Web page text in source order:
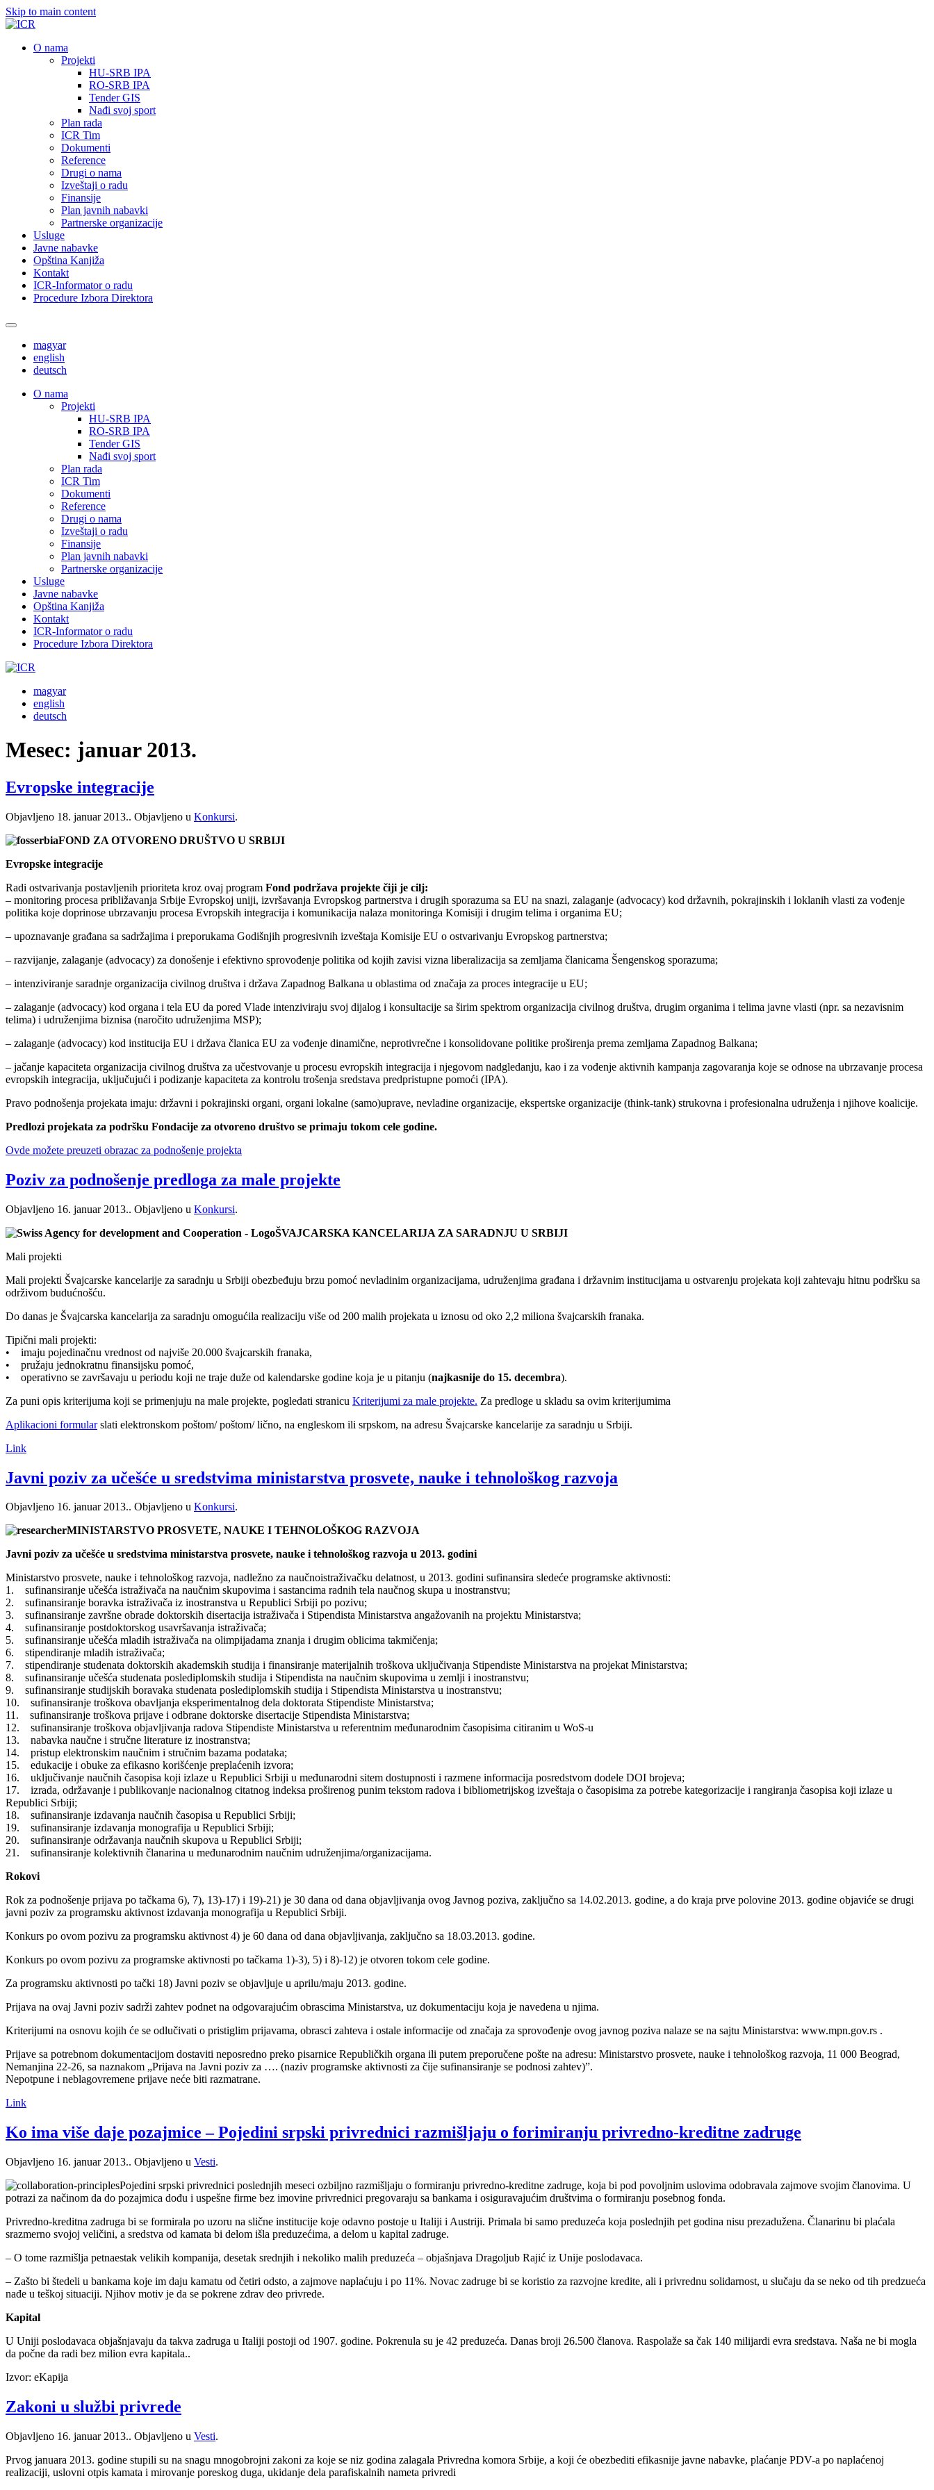
Skip to main content
О nama
Projekti
HU-SRB IPA
RO-SRB IPA
Tender GIS
Nađi svoj sport
Plan rada
ICR Tim
Dokumenti
Reference
Drugi o nama
Izveštaji o radu
Finansije
Plan javnih nabavki
Partnerske organizacije
Usluge
Javne nabavke
Opština Kanjiža
Kontakt
ICR-Informator o radu
Procedure Izbora Direktora
magyar
english
deutsch
О nama
Projekti
HU-SRB IPA
RO-SRB IPA
Tender GIS
Nađi svoj sport
Plan rada
ICR Tim
Dokumenti
Reference
Drugi o nama
Izveštaji o radu
Finansije
Plan javnih nabavki
Partnerske organizacije
Usluge
Javne nabavke
Opština Kanjiža
Kontakt
ICR-Informator o radu
Procedure Izbora Direktora
magyar
english
deutsch
Mesec: januar 2013.
Evropske integracije
Objavljeno 18. januar 2013.. Objavljeno u Konkursi.
FOND ZA OTVORENO DRUŠTVO U SRBIJI
Evropske integracije
Radi ostvarivanja postavljenih prioriteta kroz ovaj program Fond podržava projekte čiji je cilj:
– monitoring procesa približavanja Srbije Evropskoj uniji, izvršavanja Evropskog partnerstva i drugih sporazuma sa EU na snazi, zalaganje (advocacy) kod državnih, pokrajinskih i loklanih vlasti za vođenje
politika koje doprinose ubrzavanju procesa Evropskih integracija i komunikacija nalaza monitoringa Komisiji i drugim telima i organima EU;
– upoznavanje građana sa sadržajima i preporukama Godišnjih progresivnih izveštaja Komisije EU o ostvarivanju Evropskog partnerstva;
– razvijanje, zalaganje (advocacy) za donošenje i efektivno sprovođenje politika od kojih zavisi vizna liberalizacija sa zemljama članicama Šengenskog sporazuma;
– intenziviranje saradnje organizacija civilnog društva i država Zapadnog Balkana u oblastima od značaja za proces integracije u EU;
– zalaganje (advocacy) kod organa i tela EU da pored Vlade intenziviraju svoj dijalog i konsultacije sa širim spektrom organizacija civilnog društva, drugim organima i telima javne vlasti (npr. sa nezavisnim
telima) i udruženjima biznisa (naročito udruženjima MSP);
– zalaganje (advocacy) kod institucija EU i država članica EU za vođenje dinamične, neprotivrečne i konsolidovane politike proširenja prema zemljama Zapadnog Balkana;
– jačanje kapaciteta organizacija civilnog društva za učestvovanje u procesu evropskih integracija i njegovom nadgledanju, kao i za vođenje aktivnih kampanja zagovaranja koje se odnose na ubrzavanje procesa
evropskih integracija, uključujući i podizanje kapaciteta za kontrolu trošenja sredstava predpristupne pomoći (IPA).
Pravo podnošenja projekata imaju: državni i pokrajinski organi, organi lokalne (samo)uprave, nevladine organizacije, ekspertske organizacije (think-tank) strukovna i profesionalna udruženja i njihove koalicije.
Predlozi projekata za podršku Fondacije za otvoreno društvo se primaju tokom cele godine.
Ovde možete preuzeti obrazac za podnošenje projekta
Poziv za podnošenje predloga za male projekte
Objavljeno 16. januar 2013.. Objavljeno u Konkursi.
ŠVAJCARSKA KANCELARIJA ZA SARADNJU U SRBIJI
Mali projekti
Mali projekti Švajcarske kancelarije za saradnju u Srbiji obezbeđuju brzu pomoć nevladinim organizacijama, udruženjima građana i državnim institucijama u ostvarenju projekata koji zahtevaju hitnu podršku sa
održivom budućnošću.
Do danas je Švajcarska kancelarija za saradnju omogućila realizaciju više od 200 malih projekata u iznosu od oko 2,2 miliona švajcarskih franaka.
Tipični mali projekti:
• imaju pojedinačnu vrednost od najviše 20.000 švajcarskih franaka,
• pružaju jednokratnu finansijsku pomoć,
• operativno se završavaju u periodu koji ne traje duže od kalendarske godine koja je u pitanju (najkasnije do 15. decembra).
Za puni opis kriterijuma koji se primenjuju na male projekte, pogledati stranicu Kriterijumi za male projekte. Za predloge u skladu sa ovim kriterijumima
Aplikacioni formularslati elektronskom poštom/ poštom/ lično, na engleskom ili srpskom, na adresu Švajcarske kancelarije za saradnju u Srbiji.
Link
Javni poziv za učešće u sredstvima ministarstva prosvete, nauke i tehnološkog razvoja
Objavljeno 16. januar 2013.. Objavljeno u Konkursi.
MINISTARSTVO PROSVETE, NAUKE I TEHNOLOŠKOG RAZVOJA
Javni poziv za učešće u sredstvima ministarstva prosvete, nauke i tehnološkog razvoja u 2013. godini
Ministarstvo prosvete, nauke i tehnološkog razvoja, nadležno za naučnoistraživačku delatnost, u 2013. godini sufinansira sledeće programske aktivnosti:
1. sufinansiranje učešća istraživača na naučnim skupovima i sastancima radnih tela naučnog skupa u inostranstvu;
2. sufinansiranje boravka istraživača iz inostranstva u Republici Srbiji po pozivu;
3. sufinansiranje završne obrade doktorskih disertacija istraživača i Stipendista Ministarstva angažovanih na projektu Ministarstva;
4. sufinansiranje postdoktorskog usavršavanja istraživača;
5. sufinansiranje učešća mladih istraživača na olimpijadama znanja i drugim oblicima takmičenja;
6. stipendiranje mladih istraživača;
7. stipendiranje studenata doktorskih akademskih studija i finansiranje materijalnih troškova uključivanja Stipendiste Ministarstva na projekat Ministarstva;
8. sufinansiranje učešća studenata poslediplomskih studija i Stipendista na naučnim skupovima u zemlji i inostranstvu;
9. sufinansiranje studijskih boravaka studenata poslediplomskih studija i Stipendista Ministarstva u inostranstvu;
10. sufinansiranje troškova obavljanja eksperimentalnog dela doktorata Stipendiste Ministarstva;
11. sufinansiranje troškova prijave i odbrane doktorske disertacije Stipendista Ministarstva;
12. sufinansiranje troškova objavljivanja radova Stipendiste Ministarstva u referentnim međunarodnim časopisima citiranim u WoS-u
13. nabavka naučne i stručne literature iz inostranstva;
14. pristup elektronskim naučnim i stručnim bazama podataka;
15. edukacije i obuke za efikasno korišćenje preplaćenih izvora;
16. uključivanje naučnih časopisa koji izlaze u Republici Srbiji u međunarodni sitem dostupnosti i razmene informacija posredstvom dodele DOI brojeva;
17. izrada, održavanje i publikovanje nacionalnog citatnog indeksa proširenog punim tekstom radova i bibliometrijskog izveštaja o časopisima za potrebe kategorizacije i rangiranja časopisa koji izlaze u
Republici Srbiji;
18. sufinansiranje izdavanja naučnih časopisa u Republici Srbiji;
19. sufinansiranje izdavanja monografija u Republici Srbiji;
20. sufinansiranje održavanja naučnih skupova u Republici Srbiji;
21. sufinansiranje kolektivnih članarina u međunarodnim naučnim udruženjima/organizacijama.
Rokovi
Rok za podnošenje prijava po tačkama 6), 7), 13)-17) i 19)-21) je 30 dana od dana objavljivanja ovog Javnog poziva, zaključno sa 14.02.2013. godine, a do kraja prve polovine 2013. godine objaviće se drugi
javni poziv za programsku aktivnost izdavanja monografija u Republici Srbiji.
Konkurs po ovom pozivu za programsku aktivnost 4) je 60 dana od dana objavljivanja, zaključno sa 18.03.2013. godine.
Konkurs po ovom pozivu za programske aktivnosti po tačkama 1)-3), 5) i 8)-12) je otvoren tokom cele godine.
Za programsku aktivnosti po tački 18) Javni poziv se objavljuje u aprilu/maju 2013. godine.
Prijava na ovaj Javni poziv sadrži zahtev podnet na odgovarajućim obrascima Ministarstva, uz dokumentaciju koja je navedena u njima.
Kriterijumi na osnovu kojih će se odlučivati o pristiglim prijavama, obrasci zahteva i ostale informacije od značaja za sprovođenje ovog javnog poziva nalaze se na sajtu Ministarstva: www.mpn.gov.rs .
Prijave sa potrebnom dokumentacijom dostaviti neposredno preko pisarnice Republičkih organa ili putem preporučene pošte na adresu: Ministarstvo prosvete, nauke i tehnološkog razvoja, 11 000 Beograd,
Nemanjina 22-26, sa naznakom „Prijava na Javni poziv za …. (naziv programske aktivnosti za čije sufinansiranje se podnosi zahtev)”.
Nepotpune i neblagovremene prijave neće biti razmatrane.
Link
Ko ima više daje pozajmice – Pojedini srpski privrednici razmišljaju o forimiranju privredno-kreditne zadruge
Objavljeno 16. januar 2013.. Objavljeno u Vesti.
Pojedini srpski privrednici poslednjih meseci ozbiljno razmišljaju o formiranju privredno-kreditne zadruge, koja bi pod povoljnim uslovima odobravala zajmove svojim članovima. U
potrazi za načinom da do pozajmica dođu i uspešne firme bez imovine privrednici pregovaraju sa bankama i osiguravajućim društvima o formiranju posebnog fonda.
Privredno-kreditna zadruga bi se formirala po uzoru na slične institucije koje odavno postoje u Italiji i Austriji. Primala bi samo preduzeća koja poslednjih pet godina nisu prezadužena. Članarinu bi plaćala
srazmerno svojoj veličini, a sredstva od kamata bi delom išla preduzećima, a delom u kapital zadruge.
– O tome razmišlja petnaestak velikih kompanija, desetak srednjih i nekoliko malih preduzeća – objašnjava Dragoljub Rajić iz Unije poslodavaca.
– Zašto bi štedeli u bankama koje im daju kamatu od četiri odsto, a zajmove naplaćuju i po 11%. Novac zadruge bi se koristio za razvojne kredite, ali i privrednu solidarnost, u slučaju da se neko od tih predzueća
nađe u teškoj situaciji. Njihov motiv je da se pokrene zdrav deo privrede.
Kapital
U Uniji poslodavaca objašnjavaju da takva zadruga u Italiji postoji od 1907. godine. Pokrenula su je 42 preduzeća. Danas broji 26.500 članova. Raspolaže sa čak 140 milijardi evra sredstava. Naša ne bi mogla
da počne da radi bez milion evra kapitala..
Izvor: eKapija
Zakoni u službi privrede
Objavljeno 16. januar 2013.. Objavljeno u Vesti.
Prvog januara 2013. godine stupili su na snagu mnogobrojni zakoni za koje se niz godina zalagala Privredna komora Srbije, a koji će obezbediti efikasnije javne nabavke, plaćanje PDV-a po naplaćenoj
realizaciji, uslovni otpis kamata i mirovanje poreskog duga, ukidanje dela parafiskalnih nameta privredi